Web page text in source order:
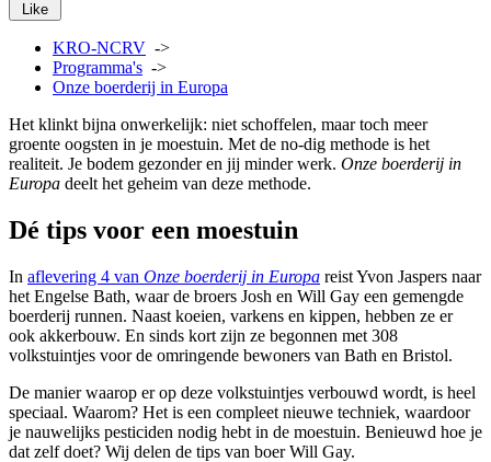
Like
KRO-NCRV ->
Programma's ->
Onze boerderij in Europa
Het klinkt bijna onwerkelijk: niet schoffelen, maar toch meer
groente oogsten in je moestuin. Met de no-dig methode is het
realiteit. Je bodem gezonder en jij minder werk. Onze boerderij in
Europa deelt het geheim van deze methode.
Dé tips voor een moestuin
In aflevering 4 van Onze boerderij in Europa reist Yvon Jaspers naar
het Engelse Bath, waar de broers Josh en Will Gay een gemengde
boerderij runnen. Naast koeien, varkens en kippen, hebben ze er
ook akkerbouw. En sinds kort zijn ze begonnen met 308
volkstuintjes voor de omringende bewoners van Bath en Bristol.
De manier waarop er op deze volkstuintjes verbouwd wordt, is heel
speciaal. Waarom? Het is een compleet nieuwe techniek, waardoor
je nauwelijks pesticiden nodig hebt in de moestuin. Benieuwd hoe je
dat zelf doet? Wij delen de tips van boer Will Gay.